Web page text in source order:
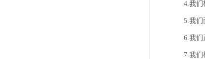
4.我们
5.我们
6.我们
7.我们